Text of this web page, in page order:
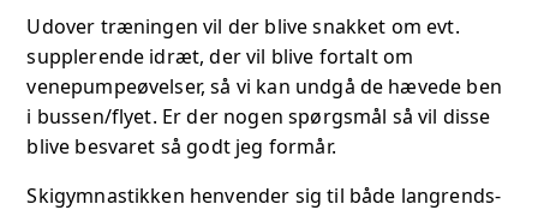
Udover træningen vil der blive snakket om evt.
supplerende idræt, der vil blive fortalt om
venepumpeøvelser, så vi kan undgå de hævede ben
i bussen/flyet. Er der nogen spørgsmål så vil disse
blive besvaret så godt jeg formår.
Skigymnastikken henvender sig til både langrends-